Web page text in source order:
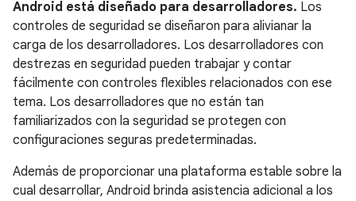
Android está diseñado para desarrolladores. Los
controles de seguridad se diseñaron para alivianar la
carga de los desarrolladores. Los desarrolladores con
destrezas en seguridad pueden trabajar y contar
fácilmente con controles flexibles relacionados con ese
tema. Los desarrolladores que no están tan
familiarizados con la seguridad se protegen con
configuraciones seguras predeterminadas.
Además de proporcionar una plataforma estable sobre la
cual desarrollar, Android brinda asistencia adicional a los